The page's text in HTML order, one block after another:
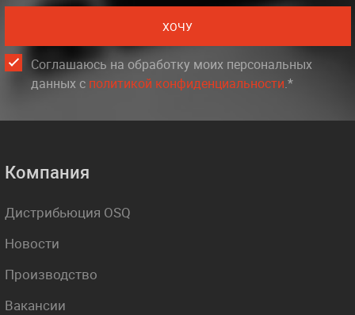
ХОЧУ
Соглашаюсь на обработку моих персональных
данных c политикой конфиденциальности.*
Компания
Дистрибьюция OSQ
Новости
Производство
Вакансии